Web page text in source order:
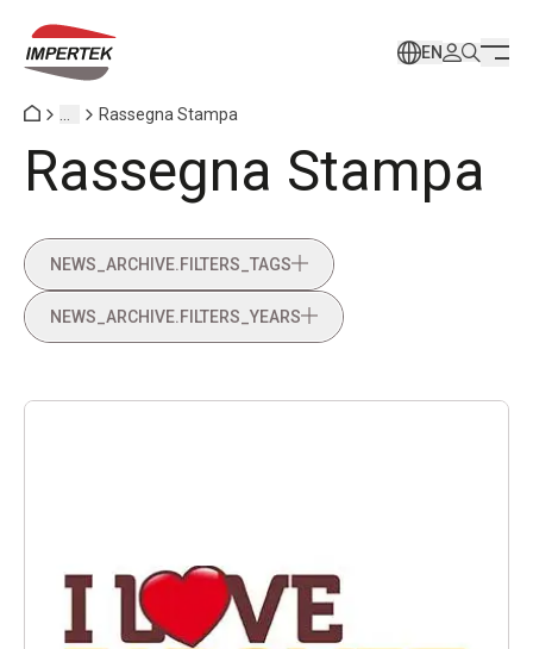
EN
Rassegna Stampa
Rassegna Stampa
NEWS_ARCHIVE.FILTERS_TAGS
NEWS_ARCHIVE.FILTERS_YEARS